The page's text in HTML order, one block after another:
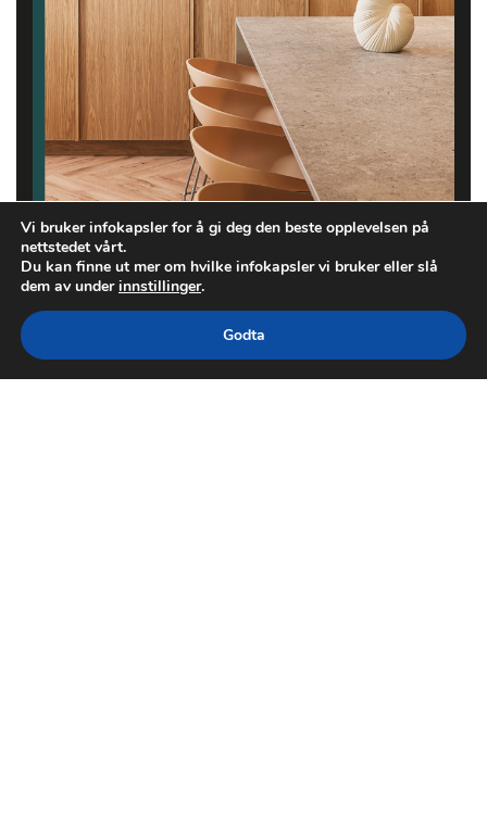
Vi bruker infokapsler for å gi deg den beste opplevelsen på
nettstedet vårt.
Du kan finne ut mer om hvilke infokapsler vi bruker eller slå
dem av underinnstillinger.
Godta